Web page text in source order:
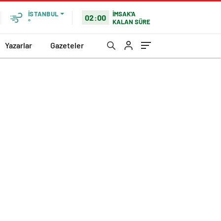
İSTANBUL
°
02:00
İMSAK'A
KALAN SÜRE
Yazarlar Gazeteler